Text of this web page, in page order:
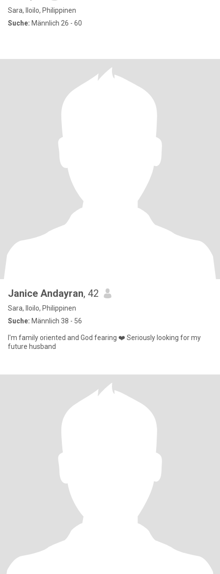
Sara, Iloilo, Philippinen
Suche: Männlich 26 - 60
Janice Andayran, 42
Sara, Iloilo, Philippinen
Suche: Männlich 38 - 56
I'm family oriented and God fearing ❤️ Seriously looking for my
future husband